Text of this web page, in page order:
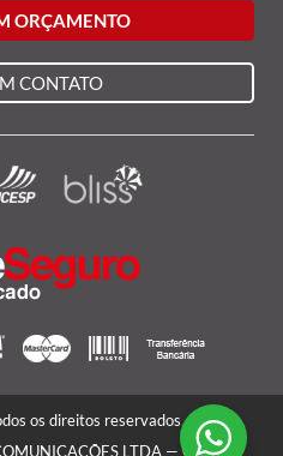
ORÇAMENTO
CONTATO
os direitos reservados
LTDA — CNPJ